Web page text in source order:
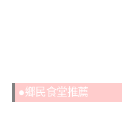
●鄉民食堂推薦